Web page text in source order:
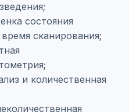
состояния
сканирования;
и количественная